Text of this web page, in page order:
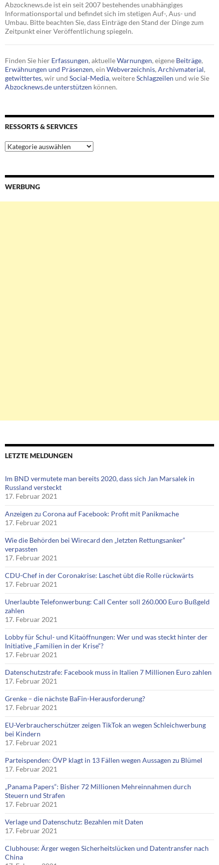
Abzocknews.de ist ein seit 2007 bestehendes unabhängiges
Informationsportal und befindet sich im stetigen Auf-, Aus- und
Umbau. Bitte beachten Sie, dass Einträge den Stand der Dinge zum
Zeitpunkt einer Veröffentlichung spiegeln.
Finden Sie hier Erfassungen, aktuelleWarnungen, eigene Beiträge,
Erwähnungen und Präsenzen, ein Webverzeichnis, Archivmaterial,
getwittertes, wir und Social-Media, weitereSchlagzeilen und wie Sie
Abzocknews.de unterstützen können.
RESSORTS & SERVICES
Ressorts
&
WERBUNG
LETZTE MELDUNGEN
Im BND vermutete man bereits 2020, dass sich Jan Marsalek in
Russland versteckt
17. Februar 2021
Anzeigen zu Corona auf Facebook: Profit mit Panikmache
17. Februar 2021
Wie die Behörden bei Wirecard den „letzten Rettungsanker“
verpassten
17. Februar 2021
CDU-Chef in der Coronakrise: Laschet übt die Rolle rückwärts
17. Februar 2021
Unerlaubte Telefonwerbung: Call Center soll 260.000 Euro Bußgeld
zahlen
17. Februar 2021
Lobby für Schul- und Kitaöffnungen: Wer und was steckt hinter der
Initiative „Familien in der Krise“?
17. Februar 2021
Datenschutzstrafe: Facebook muss in Italien 7 Millionen Euro zahlen
17. Februar 2021
Grenke – die nächste BaFin-Herausforderung?
17. Februar 2021
EU-Verbraucherschützer zeigen TikTok an wegen Schleichwerbung
bei Kindern
17. Februar 2021
Parteispenden: ÖVP klagt in 13 Fällen wegen Aussagen zu Blümel
17. Februar 2021
„Panama Papers“: Bisher 72 Millionen Mehreinnahmen durch
Steuern und Strafen
17. Februar 2021
Verlage und Datenschutz: Bezahlen mit Daten
17. Februar 2021
Clubhouse: Ärger wegen Sicherheitslücken und Datentransfer nach
China